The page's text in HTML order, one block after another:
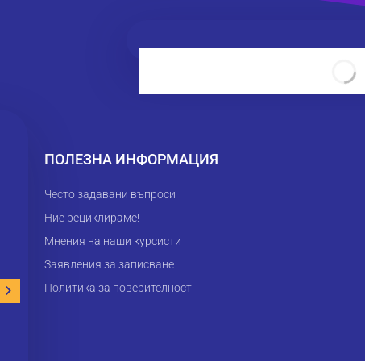
Прекрасно отношение към учащите с най-
страхотната учителка Симона Стоянова!!!
You...
Прочетете цялото »
ПОЛЕЗНА ИНФОРМАЦИЯ
Често задавани въпроси
Ние рециклираме!
Мнения на наши курсисти
Заявления за записване
Политика за поверителност